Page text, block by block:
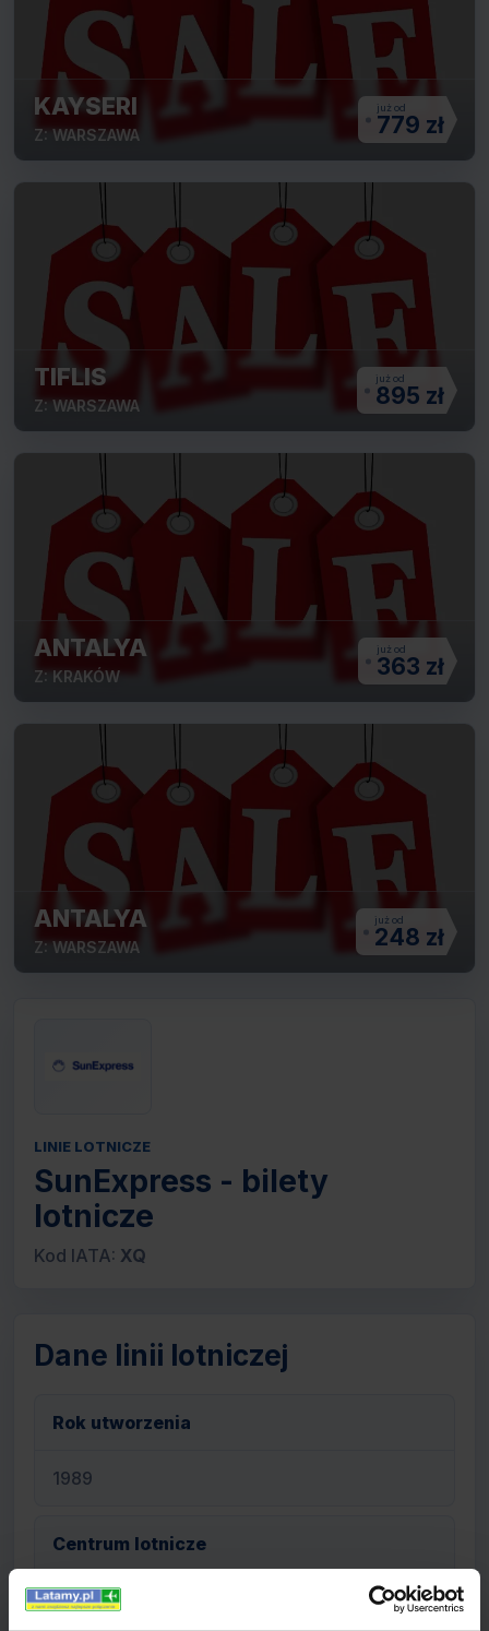
KAYSERI
Z: WARSZAWA 779 zł
TIFLIS
Z: WARSZAWA 895 zł
ANTALYA
Z: KRAKÓW 363 zł
ANTALYA
Z: WARSZAWA 248 zł
LINIE LOTNICZE
SunExpress - bilety
lotnicze
Kod IATA: XQ
Dane linii lotniczej
Rok utworzenia
1989
Centrum lotnicze
Antalya International Airport